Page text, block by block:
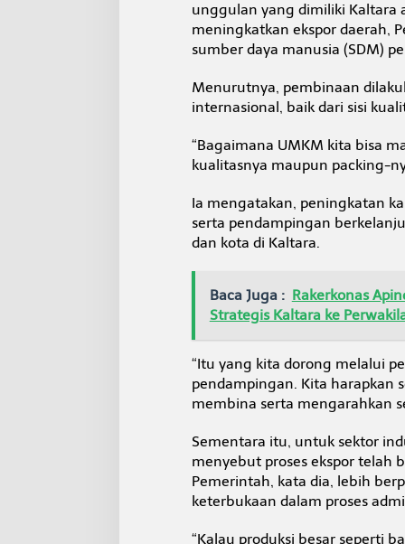
unggulan yang dimiliki Kaltara
meningkatkan ekspor daerah,
sumber daya manusia (SDM)
Menurutnya, pembinaan
internasional, baik dari sisi
“Bagaimana UMKM kita bisa
kualitasnya maupun packing-
Ia mengatakan, peningkatan
serta pendampingan
dan kota di Kaltara.
Baca Juga : Rakerkonas
Strategis Kaltara ke
“Itu yang kita dorong melalui
pendampingan. Kita harapkan
membina serta mengarahkan
Sementara itu, untuk sektor
menyebut proses ekspor telah
Pemerintah, kata dia, lebih
keterbukaan dalam proses
“Kalau produksi besar seperti